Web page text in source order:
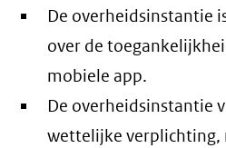
De overheidsinstantie
over de
mobiele app.
De overheidsinstantie
wettelijke verplichting,